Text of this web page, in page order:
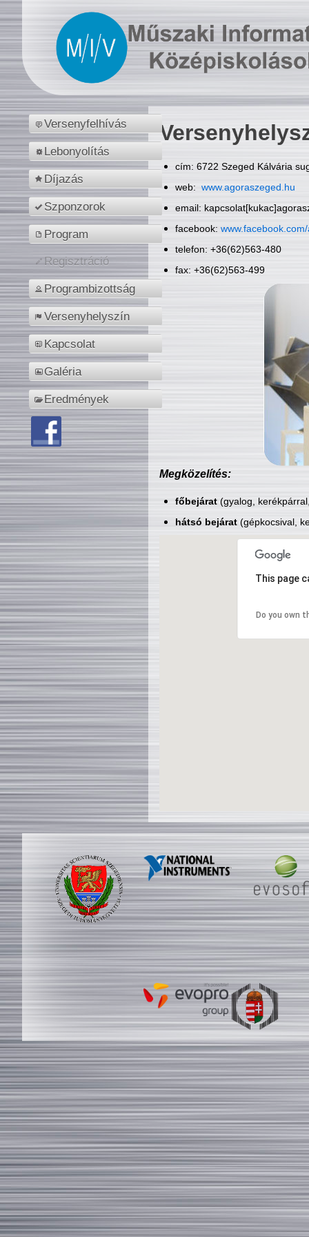
Versenyfelhívás
Lebonyolítás
Díjazás
Szponzorok
Program
Regisztráció
Programbizottság
Versenyhelyszín
Kapcsolat
Galéria
Eredmények
cím: 6722 Szeged Kálvária
web: www.agoraszeged.hu
email:
facebook:
telefon: +36(62)563-480
fax: +36(62)563-499
Megközelítés:
főbejárat(gyalog,
hátsó bejárat(gépkocsival,
This page
Do you own